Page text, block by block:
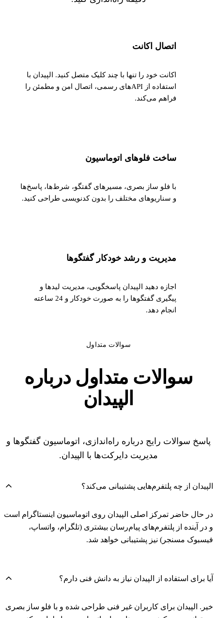
اتصال اکانت
اکانت خود را تنها با چند کلیک متصل کنید. الپیدان با
استفاده از APIهای رسمی، اتصال امن و مطمئن را
فراهم می‌کند.
ساخت فلوهای اتوماسیون
با فلو ساز بصری، مسیرهای گفتگو، شرط‌ها، پاسخ‌ها
و سناریوهای مختلف را بدون کدنویسی طراحی کنید.
مدیریت و رشد خودکار گفتگوها
اجازه دهید الپیدان پاسخگویی، مدیریت لیدها و
پیگیری گفتگوها را به صورت خودکار و 24 ساعته
انجام دهد.
سوالات متداول
سوالات متداولدرباره
الپیدان
پاسخ سوالات رایج درباره راه‌اندازی، اتوماسیون گفتگوها و
مدیریت دایرکت‌ها با الپیدان.
الپیدان از چه پلتفرم‌هایی پشتیبانی می‌کند؟
در حال حاضر تمرکز اصلی الپیدان روی اتوماسیون اینستاگرام است
و در آینده از پلتفرم‌های پیام‌رسان بیشتری (تلگرام، واتساپ،
فیسبوک مسنجر) نیز پشتیبانی خواهد شد.
آیا برای استفاده از الپیدان نیاز به دانش فنی دارم؟
خیر. الپیدان برای کاربران غیر فنی طراحی شده و با فلو ساز بصری